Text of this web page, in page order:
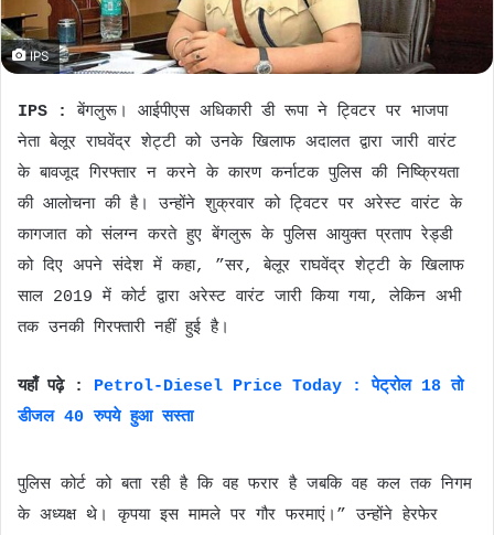
IPS
IPS :
बेंगलुरू। आईपीएस अधिकारी डी रूपा ने ट्विटर पर भाजपा
नेता बेलूर राघवेंद्र शेट्टी को उनके खिलाफ अदालत द्वारा जारी वारंट
के बावजूद गिरफ्तार न करने के कारण कर्नाटक पुलिस की निष्क्रियता
की आलोचना की है। उन्होंने शुक्रवार को ट्विटर पर अरेस्ट वारंट के
कागजात को संलग्न करते हुए बेंगलुरू के पुलिस आयुक्त प्रताप रेड्डी
को दिए अपने संदेश में कहा, ”सर, बेलूर राघवेंद्र शेट्टी के खिलाफ
साल 2019 में कोर्ट द्वारा अरेस्ट वारंट जारी किया गया, लेकिन अभी
तक उनकी गिरफ्तारी नहीं हुई है।
यहाँ पढ़े :
Petrol-Diesel Price Today : पेट्रोल 18 तो
डीजल 40 रुपये हुआ सस्ता
पुलिस कोर्ट को बता रही है कि वह फरार है जबकि वह कल तक निगम
के अध्यक्ष थे। कृपया इस मामले पर गौर फरमाएं।” उन्होंने हेरफेर